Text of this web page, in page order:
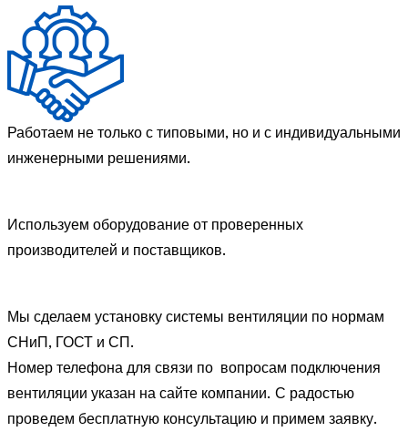
Работаем не только с типовыми, но и с индивидуальными
инженерными решениями.
Используем оборудование от проверенных
производителей и поставщиков.
Мы сделаем установку системы вентиляции по нормам
СНиП, ГОСТ и СП.
Номер телефона для связи по вопросам подключения
вентиляции указан на сайте компании. С радостью
проведем бесплатную консультацию и примем заявку.